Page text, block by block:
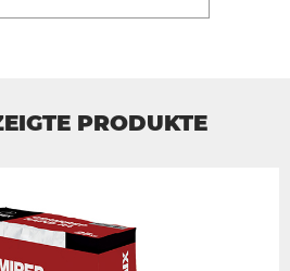
PRODUKTE